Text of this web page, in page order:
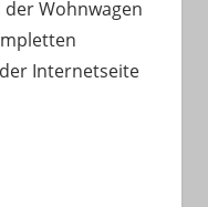
Wohnwagen
Internetseite